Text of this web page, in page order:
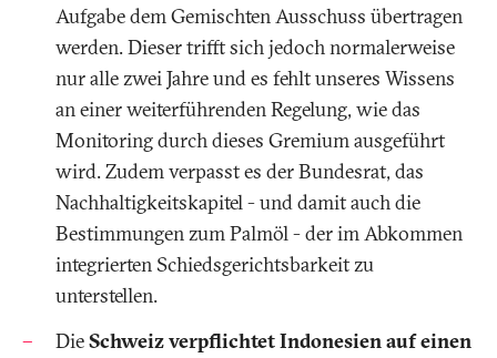
Aufgabe dem Gemischten Ausschuss übertragen
werden. Dieser trifft sich jedoch normalerweise
nur alle zwei Jahre und es fehlt unseres Wissens
an einer weiterführenden Regelung, wie das
Monitoring durch dieses Gremium ausgeführt
wird. Zudem verpasst es der Bundesrat, das
Nachhaltigkeitskapitel - und damit auch die
Bestimmungen zum Palmöl - der im Abkommen
integrierten Schiedsgerichtsbarkeit zu
unterstellen.
DieSchweiz verpflichtet Indonesien auf einen